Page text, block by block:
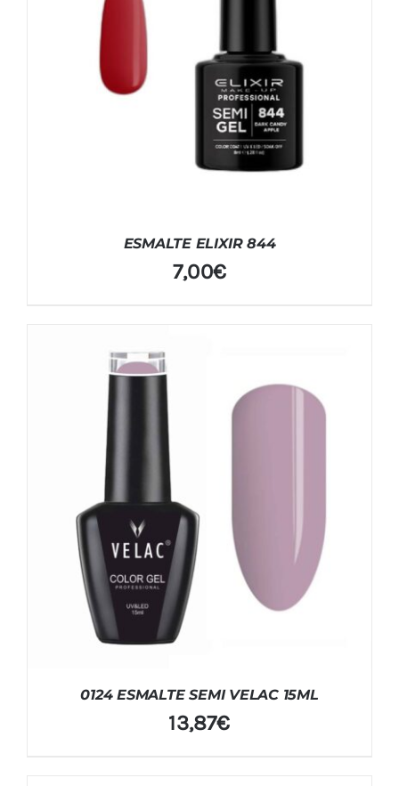
ESMALTE ELIXIR 844
7,00€
0124 ESMALTE SEMI VELAC 15ML
13,87€